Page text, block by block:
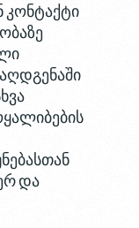
კონტაქტი
და